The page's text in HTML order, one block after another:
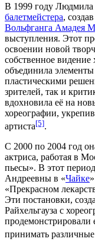
В 1999 году Людмила
балетмейстера,
Вольфганга Амадея
выступления. Этот
освоении новой
собственное видение
объединила
пластическими
зрителей, так и
вдохновила её на
хореографии,
артиста[5].
С 2000 по 2004 год
актриса, работая в
пьесы». В этот
Андреевны в «Чайке»
«Прекрасном
Эти постановки,
Райхельгауза с
продемонстрировали
принимать